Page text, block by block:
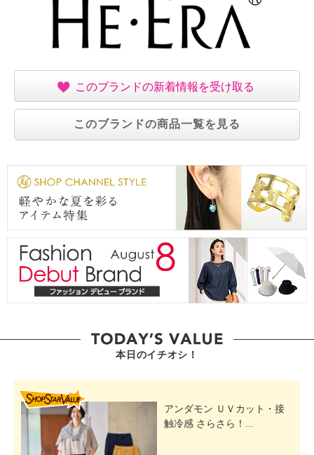
このブランドの新着情報を受け取る
このブランドの商品一覧を見る
本日のイチオシ！
アンダモン ＵＶカット・接
触冷感 さらさら！...